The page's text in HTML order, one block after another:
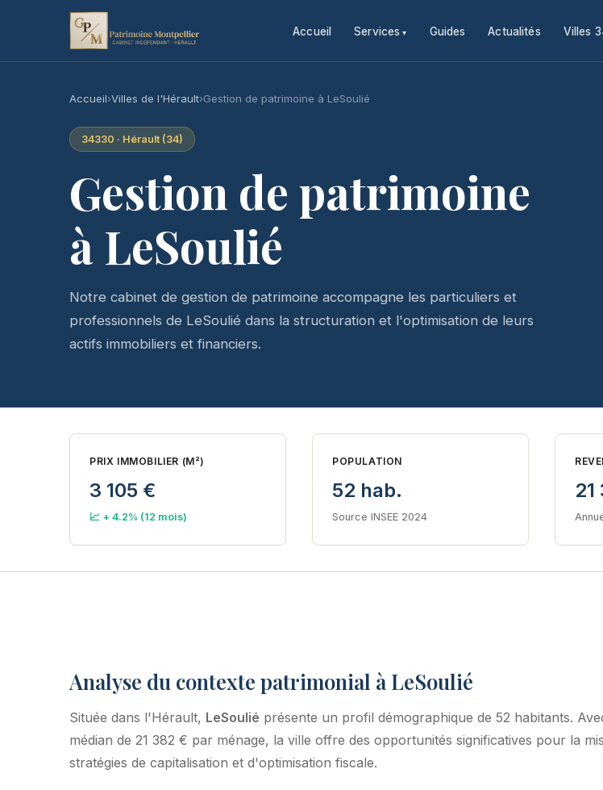
Accueil Services Guides Actualités Villes
Accueil›Villes de l'Hérault›Gestion de patrimoine à LeSoulié
34330 · Hérault (34)
Gestion de patrimoine
à LeSoulié
Notre cabinet de gestion de patrimoine accompagne les particuliers et
professionnels de LeSoulié dans la structuration et l'optimisation de leurs
actifs immobiliers et financiers.
PRIX IMMOBILIER (M²)
3 105 €
📈 + 4.2% (12 mois)
POPULATION
52 hab.
Source INSEE 2024
21
Analyse du contexte patrimonial à LeSoulié
Située dans l'Hérault, LeSoulié présente un profil démographique de 52 habitants.
médian de 21 382 € par ménage, la ville offre des opportunités significatives pour la
stratégies de capitalisation et d'optimisation fiscale.